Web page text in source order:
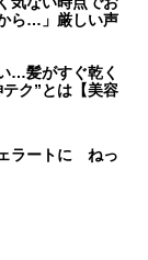
ら…」厳しい声
…髪がすぐ乾く
ク”とは【美容
ラートに ねっ